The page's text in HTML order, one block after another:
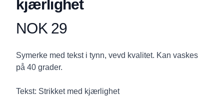
kjærlighet
Produktdetaljer
NOK 29
Description
Symerke med tekst i tynn, vevd kvalitet. Kan vaskes
på 40 grader.
Tekst: Strikket med kjærlighet